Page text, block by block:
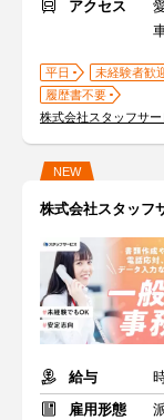
アクセス
平日 未経験者歓
履歴書不要
株式会社スタッフサ
NEW
株式会社スタッフ
給与
雇用形態